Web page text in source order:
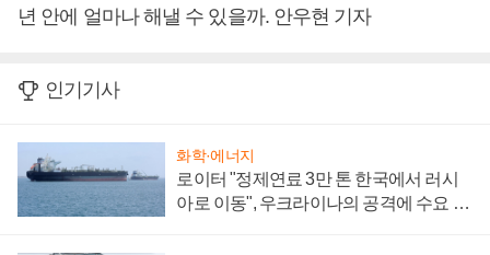
년 안에 얼마나 해낼 수 있을까. 안우현 기자
인기기사
화학·에너지
로이터 "정제연료 3만 톤 한국에서 러시
아로 이동", 우크라이나의 공격에 수요 늘